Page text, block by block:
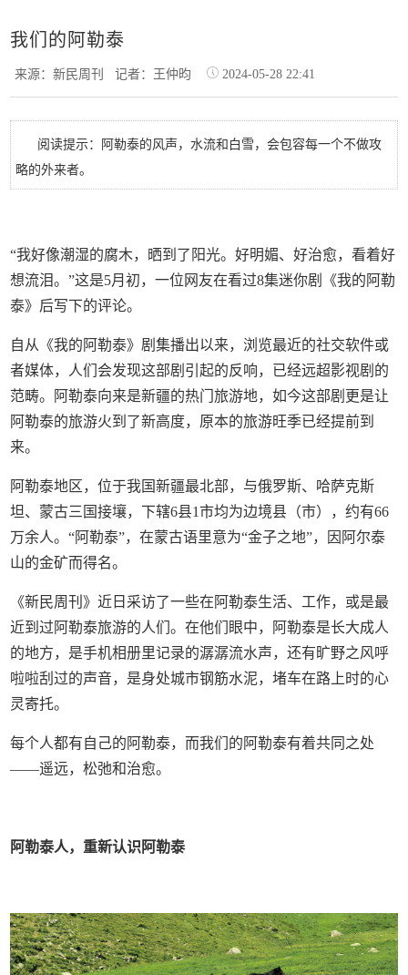
我们的阿勒泰
来源：新民周刊记者：王仲昀 2024-05-28 22:41
阅读提示：阿勒泰的风声，水流和白雪，会包容每一个不做攻
略的外来者。
“我好像潮湿的腐木，晒到了阳光。好明媚、好治愈，看着好
想流泪。”这是5月初，一位网友在看过8集迷你剧《我的阿勒
泰》后写下的评论。
自从《我的阿勒泰》剧集播出以来，浏览最近的社交软件或
者媒体，人们会发现这部剧引起的反响，已经远超影视剧的
范畴。阿勒泰向来是新疆的热门旅游地，如今这部剧更是让
阿勒泰的旅游火到了新高度，原本的旅游旺季已经提前到
来。
阿勒泰地区，位于我国新疆最北部，与俄罗斯、哈萨克斯
坦、蒙古三国接壤，下辖6县1市均为边境县（市），约有66
万余人。“阿勒泰”，在蒙古语里意为“金子之地”，因阿尔泰
山的金矿而得名。
《新民周刊》近日采访了一些在阿勒泰生活、工作，或是最
近到过阿勒泰旅游的人们。在他们眼中，阿勒泰是长大成人
的地方，是手机相册里记录的潺潺流水声，还有旷野之风呼
啦啦刮过的声音，是身处城市钢筋水泥，堵车在路上时的心
灵寄托。
每个人都有自己的阿勒泰，而我们的阿勒泰有着共同之处
——遥远，松弛和治愈。
阿勒泰人，重新认识阿勒泰